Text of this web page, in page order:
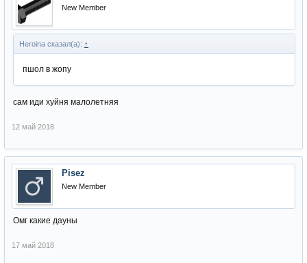
New Member
Heroina сказал(а): ↑
пшол в жопу
сам иди хуйня малолетняя
12 май 2018
Pisez
New Member
Омг какие дауны
17 май 2018